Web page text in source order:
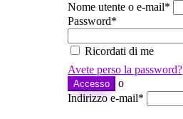
Nome utente o e-mail*
Password*
Ricordati di me
Avete perso la password?
Accesso
o
Indirizzo e-mail*